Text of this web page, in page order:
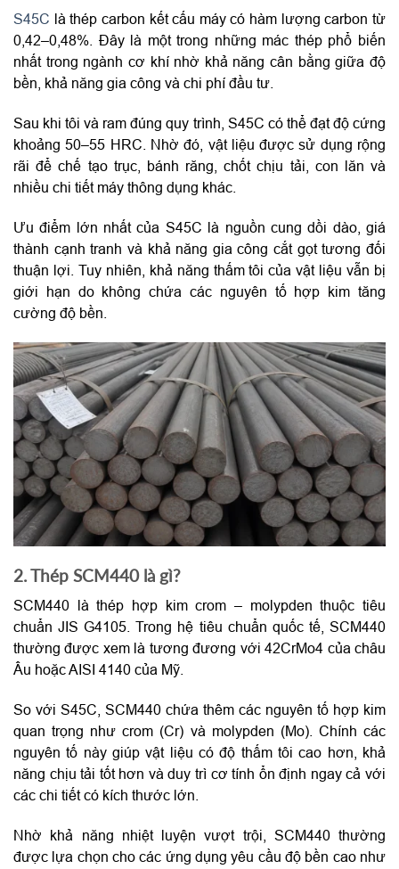
S45C là thép carbon kết cấu máy có hàm lượng carbon từ
0,42–0,48%. Đây là một trong những mác thép phổ biến
nhất trong ngành cơ khí nhờ khả năng cân bằng giữa độ
bền, khả năng gia công và chi phí đầu tư.
Sau khi tôi và ram đúng quy trình, S45C có thể đạt độ cứng
khoảng 50–55 HRC. Nhờ đó, vật liệu được sử dụng rộng
rãi để chế tạo trục, bánh răng, chốt chịu tải, con lăn và
nhiều chi tiết máy thông dụng khác.
Ưu điểm lớn nhất của S45C là nguồn cung dồi dào, giá
thành cạnh tranh và khả năng gia công cắt gọt tương đối
thuận lợi. Tuy nhiên, khả năng thấm tôi của vật liệu vẫn bị
giới hạn do không chứa các nguyên tố hợp kim tăng
cường độ bền.
2. Thép SCM440 là gì?
SCM440 là thép hợp kim crom – molypden thuộc tiêu
chuẩn JIS G4105. Trong hệ tiêu chuẩn quốc tế, SCM440
thường được xem là tương đương với 42CrMo4 của châu
Âu hoặc AISI 4140 của Mỹ.
So với S45C, SCM440 chứa thêm các nguyên tố hợp kim
quan trọng như crom (Cr) và molypden (Mo). Chính các
nguyên tố này giúp vật liệu có độ thấm tôi cao hơn, khả
năng chịu tải tốt hơn và duy trì cơ tính ổn định ngay cả với
các chi tiết có kích thước lớn.
Nhờ khả năng nhiệt luyện vượt trội, SCM440 thường
được lựa chọn cho các ứng dụng yêu cầu độ bền cao như